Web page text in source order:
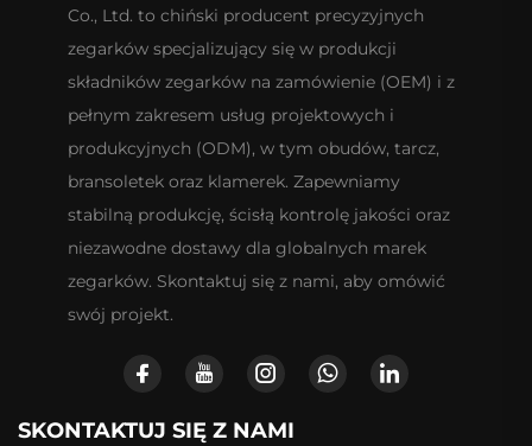
Co., Ltd. to chiński producent precyzyjnych
zegarków specjalizujący się w produkcji
składników zegarków na zamówienie (OEM) i z
pełnym zakresem usług projektowych i
produkcyjnych (ODM), w tym obudów, tarcz,
bransoletek oraz klamerek. Zapewniamy
stabilną produkcję, ścisłą kontrolę jakości oraz
niezawodne dostawy dla globalnych marek
zegarków. Skontaktuj się z nami, aby omówić
swój projekt.
SKONTAKTUJ SIĘ Z NAMI